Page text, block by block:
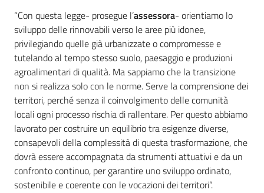
“Con questa legge- prosegue l’assessora- orientiamo lo
sviluppo delle rinnovabili verso le aree più idonee,
privilegiando quelle già urbanizzate o compromesse e
tutelando al tempo stesso suolo, paesaggio e produzioni
agroalimentari di qualità. Ma sappiamo che la transizione
non si realizza solo con le norme. Serve la comprensione dei
territori, perché senza il coinvolgimento delle comunità
locali ogni processo rischia di rallentare. Per questo abbiamo
lavorato per costruire un equilibrio tra esigenze diverse,
consapevoli della complessità di questa trasformazione, che
dovrà essere accompagnata da strumenti attuativi e da un
confronto continuo, per garantire uno sviluppo ordinato,
sostenibile e coerente con le vocazioni dei territori”.